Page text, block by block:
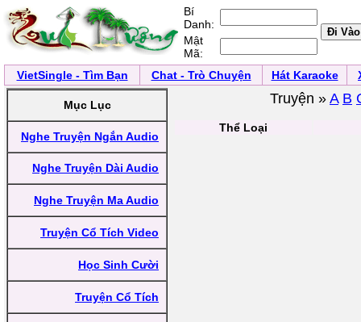
Bí
Danh:
Mật
Mã:
VietSingle - Tìm Bạn
Chat - Trò Chuyện Hát Karaoke
Mục Lục
Nghe Truyện Ngắn Audio
Nghe Truyện Dài Audio
Nghe Truyện Ma Audio
Truyện Cổ Tích Video
Học Sinh Cười
Truyện Cổ Tích
Truyện » A B
Thể Loại